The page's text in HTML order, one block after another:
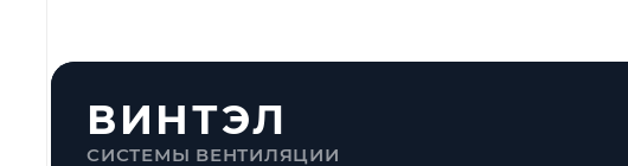
ВИНТЭЛ
СИСТЕМЫ ВЕНТИЛЯЦИИ